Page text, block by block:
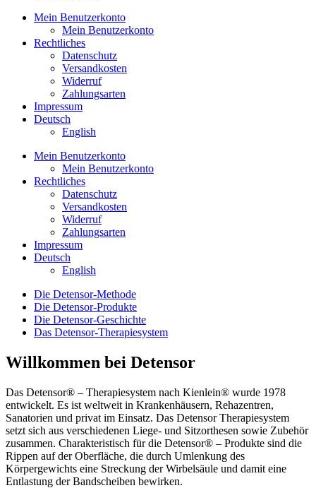
Mein Benutzerkonto
Mein Benutzerkonto
Rechtliches
Datenschutz
Versandkosten
Widerruf
Zahlungsarten
Impressum
Deutsch
English
Mein Benutzerkonto
Mein Benutzerkonto
Rechtliches
Datenschutz
Versandkosten
Widerruf
Zahlungsarten
Impressum
Deutsch
English
Die Detensor-Methode
Die Detensor-Produkte
Die Detensor-Geschichte
Das Detensor-Therapiesystem
Willkommen bei Detensor
Das Detensor® – Therapiesystem nach Kienlein® wurde 1978
entwickelt. Es ist weltweit in Krankenhäusern, Rehazentren,
Sanatorien und privat im Einsatz. Das Detensor Therapiesystem
setzt sich aus verschiedenen Liege- und Sitzorthesen sowie Zubehör
zusammen. Charakteristisch für die Detensor® – Produkte sind die
Rippen auf der Oberfläche, die durch Umlenkung des
Körpergewichts eine Streckung der Wirbelsäule und damit eine
Entlastung der Bandscheiben bewirken.